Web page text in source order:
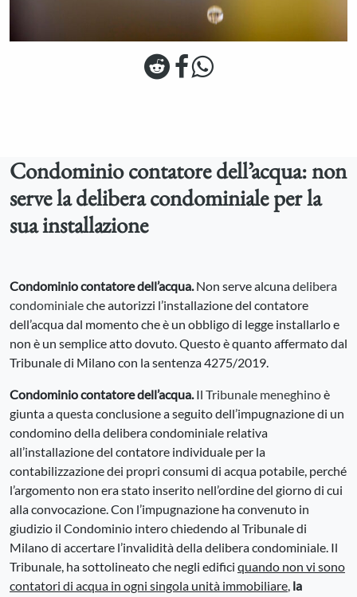
Condominio contatore dell’acqua: non
serve la delibera condominiale per la
sua installazione
Condominio contatore dell’acqua.Non serve alcunadelibera
condominialeche autorizzi l’installazione del contatore
dell’acqua dal momento che è un obbligo di legge installarlo e
non è un semplice atto dovuto. Questo è quanto affermato dal
Tribunale di Milano con la sentenza 4275/2019.
Condominio contatore dell’acqua.Il Tribunale meneghinoè
giunta a questa conclusione a seguito dell’impugnazione di un
condomino della delibera condominiale relativa
all’installazione del contatore individuale per la
contabilizzazione dei propri consumi di acqua potabile, perché
l’argomento non era stato inserito nell’ordine del giorno di cui
alla convocazione. Con l’impugnazione ha convenuto in
giudizio il Condominio intero chiedendo al Tribunale di
Milano di accertare l’invalidità della delibera condominiale. Il
Tribunale, ha sottolineato che negli edifici quando non vi sono
contatori di acqua in ogni singola unità immobiliare, la